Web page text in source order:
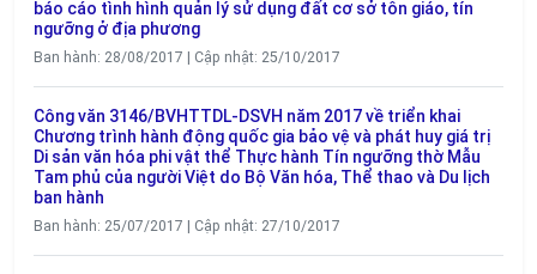
báo cáo tình hình quản lý sử dụng đất cơ sở tôn giáo, tín
ngưỡng ở địa phương
Ban hành: 28/08/2017 | Cập nhật: 25/10/2017
Công văn 3146/BVHTTDL-DSVH năm 2017 về triển khai
Chương trình hành động quốc gia bảo vệ và phát huy giá trị
Di sản văn hóa phi vật thể Thực hành Tín ngưỡng thờ Mẫu
Tam phủ của người Việt do Bộ Văn hóa, Thể thao và Du lịch
ban hành
Ban hành: 25/07/2017 | Cập nhật: 27/10/2017